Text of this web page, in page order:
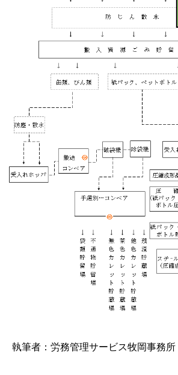
執筆者：労務管理サービス牧岡事務